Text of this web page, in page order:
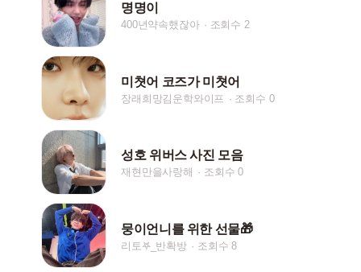
명명이
400년약속했잖아 조회수 2
미쳣어 코즈가 미쳣어
장래희망김운학와이프 조회수 0
성호 위버스 사진 모음
재현만을사랑해 조회수 0
뭉이언니를 위한 선물🎁
리토𖤐_반확방 조회수 8